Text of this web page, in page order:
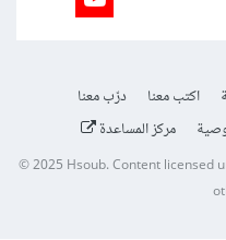
اكتب معنا
درّب معنا
مركز المساعدة
© 2025Hsoub.Content licensed